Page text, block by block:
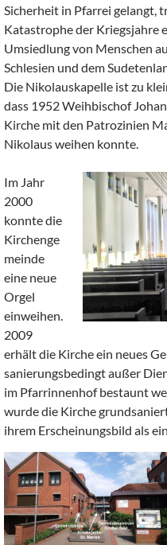
Sicherheit in Pfarrei gelangt,
Katastrophe der Kriegsjahre
Umsiedlung von Menschen
Schlesien und dem
Die Nikolauskapelle ist zu
dass 1952 Weihbischof
Kirche mit den Patrozinien
Nikolaus weihen konnte.
Im Jahr
2000
konnte die
Kirchenge
meinde
eine neue
Orgel
einweihen.
2009
erhält die Kirche ein neues
sanierungsbedingt außer
im Pfarrinnenhof bestaunt
wurde die Kirche
ihrem Erscheinungsbild als